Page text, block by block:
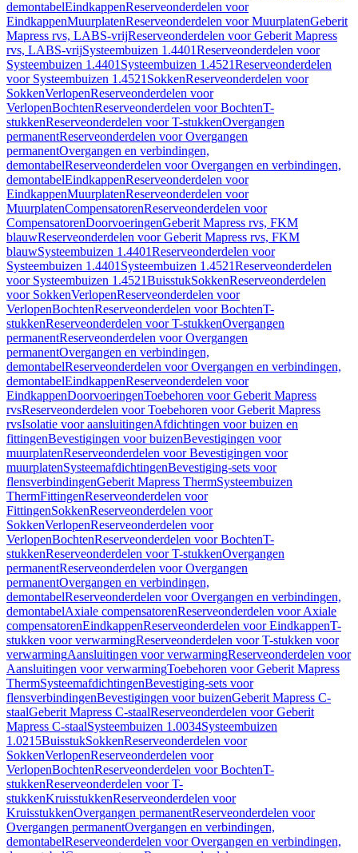
demontabelEindkappenReserveonderdelen voor
EindkappenMuurplatenReserveonderdelen voor MuurplatenGeberit
Mapress rvs, LABS-vrijReserveonderdelen voor Geberit Mapress
rvs, LABS-vrijSysteembuizen 1.4401Reserveonderdelen voor
Systeembuizen 1.4401 Systeembuizen 1.4521Reserveonderdelen
voor Systeembuizen 1.4521 SokkenReserveonderdelen voor
SokkenVerlopenReserveonderdelen voor
VerlopenBochtenReserveonderdelen voor BochtenT-
stukkenReserveonderdelen voor T-stukkenOvergangen
permanentReserveonderdelen voor Overgangen
permanentOvergangen en verbindingen,
demontabelReserveonderdelen voor Overgangen en verbindingen,
demontabelEindkappenReserveonderdelen voor
EindkappenMuurplatenReserveonderdelen voor
MuurplatenCompensatorenReserveonderdelen voor
CompensatorenDoorvoeringenGeberit Mapress rvs, FKM
blauwReserveonderdelen voor Geberit Mapress rvs, FKM
blauwSysteembuizen 1.4401Reserveonderdelen voor
Systeembuizen 1.4401 Systeembuizen 1.4521Reserveonderdelen
voor Systeembuizen 1.4521BuisstukSokkenReserveonderdelen
voor SokkenVerlopenReserveonderdelen voor
VerlopenBochtenReserveonderdelen voor BochtenT-
stukkenReserveonderdelen voor T-stukkenOvergangen
permanentReserveonderdelen voor Overgangen
permanentOvergangen en verbindingen,
demontabelReserveonderdelen voor Overgangen en verbindingen,
demontabelEindkappenReserveonderdelen voor
EindkappenDoorvoeringenToebehoren voor Geberit Mapress
rvsReserveonderdelen voor Toebehoren voor Geberit Mapress
rvsIsolatie voor aansluitingenAfdichtingen voor buizen en
fittingenBevestigingen voor buizenBevestigingen voor
muurplatenReserveonderdelen voor Bevestigingen voor
muurplatenSysteemafdichtingenBevestiging-sets voor
flensverbindingenGeberit Mapress ThermSysteembuizen
ThermFittingenReserveonderdelen voor
FittingenSokkenReserveonderdelen voor
SokkenVerlopenReserveonderdelen voor
VerlopenBochtenReserveonderdelen voor BochtenT-
stukkenReserveonderdelen voor T-stukkenOvergangen
permanentReserveonderdelen voor Overgangen
permanentOvergangen en verbindingen,
demontabelReserveonderdelen voor Overgangen en verbindingen,
demontabelAxiale compensatorenReserveonderdelen voor Axiale
compensatorenEindkappenReserveonderdelen voor EindkappenT-
stukken voor verwarmingReserveonderdelen voor T-stukken voor
verwarmingAansluitingen voor verwarmingReserveonderdelen voor
Aansluitingen voor verwarmingToebehoren voor Geberit Mapress
ThermSysteemafdichtingenBevestiging-sets voor
flensverbindingenBevestigingen voor buizenGeberit Mapress C-
staalGeberit Mapress C-staalReserveonderdelen voor Geberit
Mapress C-staalSysteembuizen 1.0034Systeembuizen
1.0215BuisstukSokkenReserveonderdelen voor
SokkenVerlopenReserveonderdelen voor
VerlopenBochtenReserveonderdelen voor BochtenT-
stukkenReserveonderdelen voor T-
stukkenKruisstukkenReserveonderdelen voor
KruisstukkenOvergangen permanentReserveonderdelen voor
Overgangen permanentOvergangen en verbindingen,
demontabelReserveonderdelen voor Overgangen en verbindingen,